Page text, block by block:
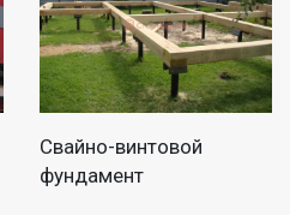
Свайно-винтовой
фундамент